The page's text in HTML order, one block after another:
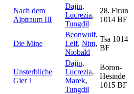
Nach dem
Alptraum III
Dajin,
Lucrezia,
Tungdil
28. Firun
1014 BF
Die Mine
Beonwulf,
Leif, Nim,
Niobald
Tsa 1014
BF
Unsterbliche
Gier I
Dajin,
Lucrezia,
Marek,
Tungdil
Boron-
Hesinde
1015 BF